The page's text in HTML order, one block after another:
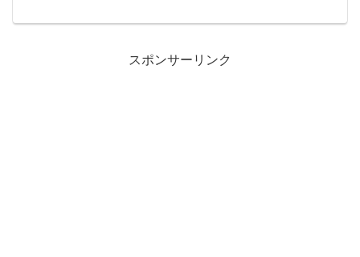
スポンサーリンク